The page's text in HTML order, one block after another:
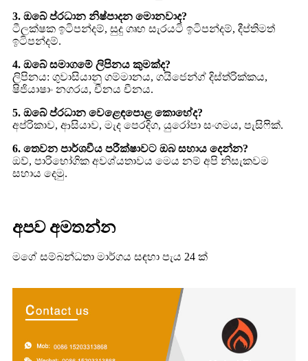
3. ඔබේ ප්රධාන නිෂ්පාදන මොනවාද?
ටීලක්ෂක ඉටිපන්දම්, සුදු ගෘහ සැරයටි ඉටිපන්දම්, දීප්තිමත්
ඉටිපන්දම්.
4. ඔබේ සමාගමේ ලිපිනය කුමක්ද?
ලිපිනය: ගුවාසියානු ගම්මානය, ගයිජෙන්ග් දිස්ත්රික්කය,
ෂිජියාෂාං නගරය, චීනය චීනය.
5. ඔබේ ප්රධාන වෙළෙඳපොළ කොහේද?
අප්රිකාව, ආසියාව, මැද පෙරදිග, යුරෝපා සංගමය, පැසිෆික්.
6. තෙවන පාර්ශවීය පරීක්ෂාවට ඔබ සහාය දෙන්න?
ඔව්, පාරිභෝගික අවශ්යතාවය මෙය නම් අපි නිසැකවම
සහාය දෙමු.
අපව අමතන්න
මගේ සම්බන්ධතා මාර්ගය සඳහා පැය 24 ක්